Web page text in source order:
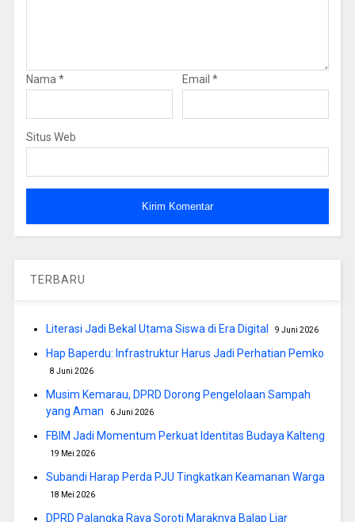
Nama * Email *
Situs Web
TERBARU
Literasi Jadi Bekal Utama Siswa di Era Digital 9 Juni 2026
Hap Baperdu: Infrastruktur Harus Jadi Perhatian Pemko
8 Juni 2026
Musim Kemarau, DPRD Dorong Pengelolaan Sampah
yang Aman
6 Juni 2026
FBIM Jadi Momentum Perkuat Identitas Budaya Kalteng
19 Mei 2026
Subandi Harap Perda PJU Tingkatkan Keamanan Warga
18 Mei 2026
DPRD Palangka Raya Soroti Maraknya Balap Liar